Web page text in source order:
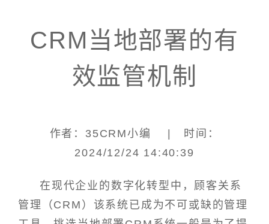
CRM当地部署的有
效监管机制
作者：35CRM小编 | 时间：
2024/12/24 14:40:39
在现代企业的数字化转型中，顾客关系
管理（CRM）该系统已成为不可或缺的管理